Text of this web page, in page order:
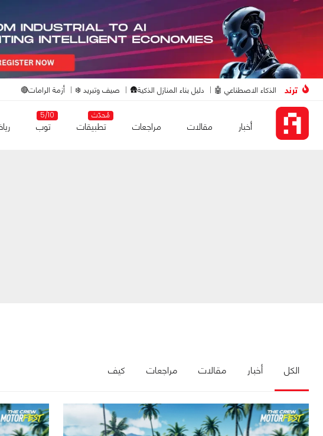
ترند الذكاء الاصطناعي 🤖 دليل بناء المنازل الذكية🛖 صيف وتبريد ❄️ أزمة الرامات🔴
أخبار مقالات مراجعات
مُحدّث
تطبيقات
5/10
توب
الكل أخبار مقالات مراجعات كيف